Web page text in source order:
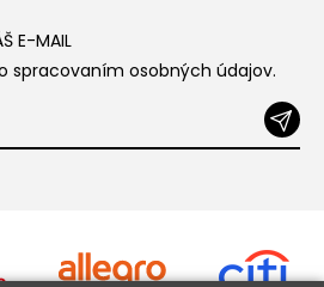
E-MAIL
spracovaním osobných údajov.